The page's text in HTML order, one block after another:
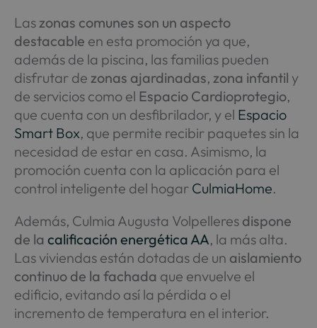
Laszonas comunes son un aspecto
destacable en esta promoción ya que,
además de la piscina, las familias pueden
disfrutar de zonas ajardinadas, zona infantil y
de servicios como el Espacio Cardioprotegio,
que cuenta con un desfibrilador, y el Espacio
Smart Box, que permite recibir paquetes sin la
necesidad de estar en casa. Asimismo, la
promoción cuenta con la aplicación para el
control inteligente del hogar CulmiaHome.
Además, Culmia Augusta Volpelleres dispone
de la calificación energética AA, la más alta.
Las viviendas están dotadas de un aislamiento
continuo de la fachada que envuelve el
edificio, evitando así la pérdida o el
incremento de temperatura en el interior.